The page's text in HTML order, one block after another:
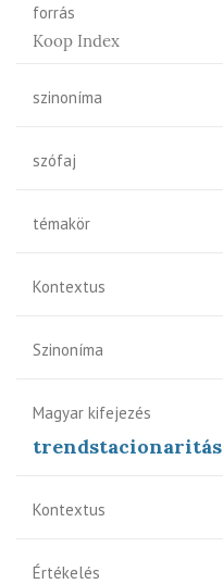
forrás
Koop Index
szinoníma
szófaj
témakör
Kontextus
Szinoníma
Magyar kifejezés
trendstacionaritás
Kontextus
Értékelés